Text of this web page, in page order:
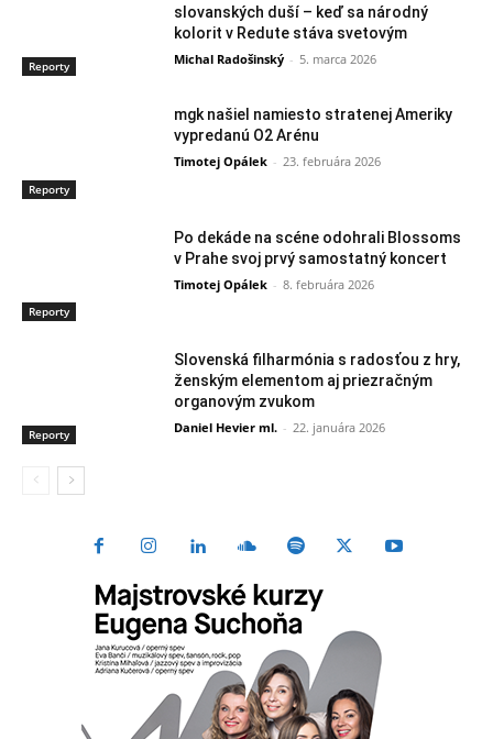
Reporty
slovanských duší – keď sa národný
kolorit v Redute stáva svetovým
Michal Radošinský - 5. marca 2026
Reporty
mgk našiel namiesto stratenej Ameriky
vypredanú O2 Arénu
Timotej Opálek - 23. februára 2026
Reporty
Po dekáde na scéne odohrali Blossoms
v Prahe svoj prvý samostatný koncert
Timotej Opálek - 8. februára 2026
Reporty
Slovenská filharmónia s radosťou z hry,
ženským elementom aj priezračným
organovým zvukom
Daniel Hevier ml. - 22. januára 2026